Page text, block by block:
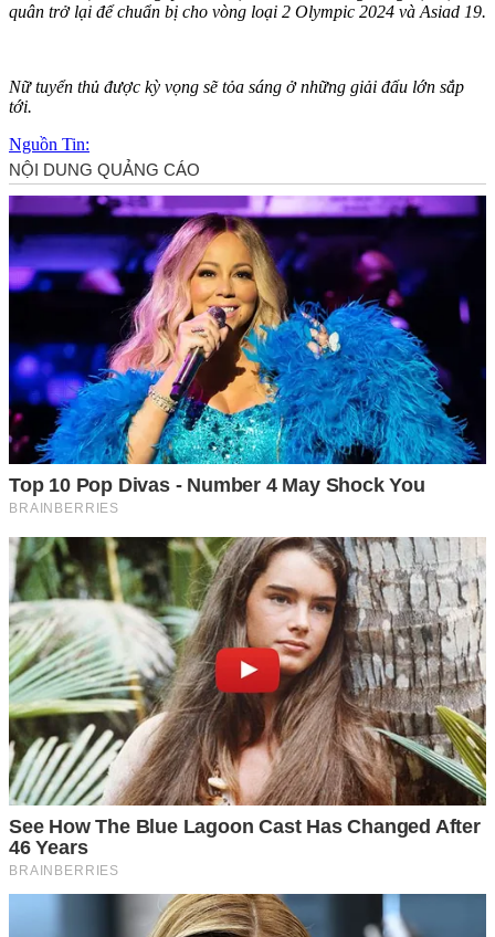
quân trở lại để chuẩn bị cho vòng loại 2 Olympic 2024 và Asiad 19.
Nữ tuyển thủ được kỳ vọng sẽ tỏa sáng ở những giải đấu lớn sắp
tới.
Nguồn Tin: